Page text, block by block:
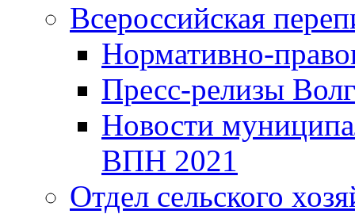
Всероссийская
Нормативно-
Пресс-релизы
Новости
ВПН 2021
Отдел сельского